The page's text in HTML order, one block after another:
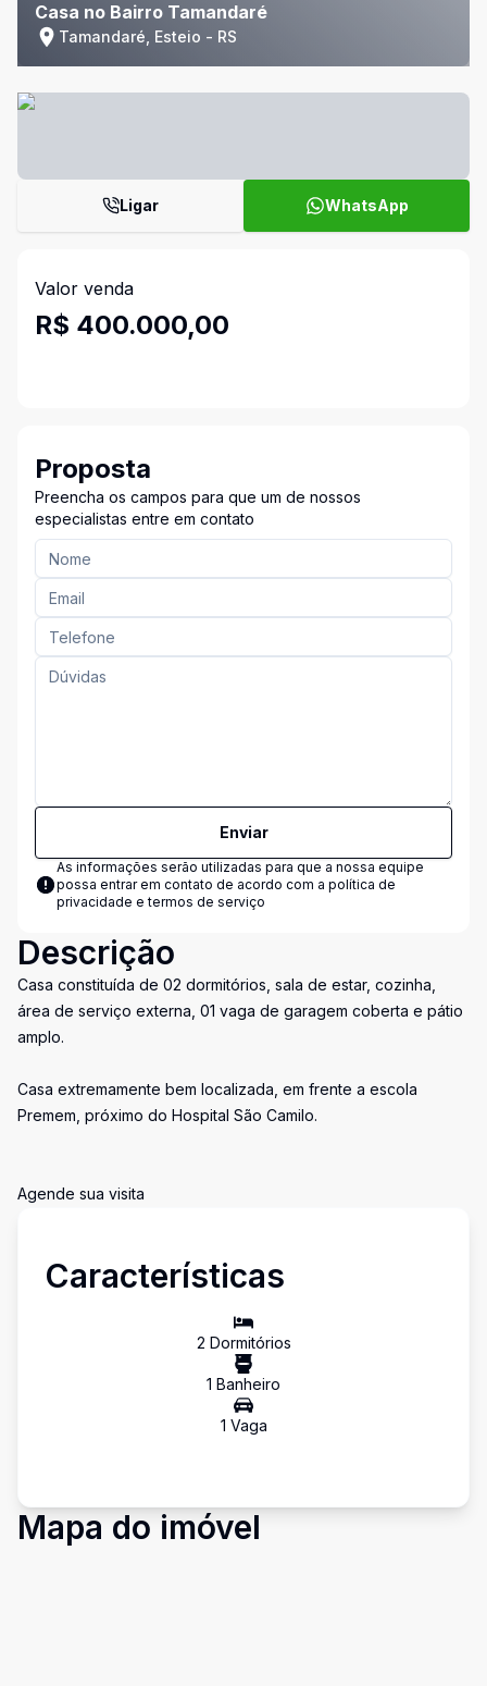
Casa no Bairro Tamandaré
Tamandaré, Esteio - RS
Ligar WhatsApp
Valor venda
R$ 400.000,00
Proposta
Preencha os campos para que um de nossos
especialistas entre em contato
Enviar
As informações serão utilizadas para que a nossa equipe
possa entrar em contato de acordo com a política de
privacidade e termos de serviço
Descrição
Casa constituída de 02 dormitórios, sala de estar, cozinha,
área de serviço externa, 01 vaga de garagem coberta e pátio
amplo.
Casa extremamente bem localizada, em frente a escola
Premem, próximo do Hospital São Camilo.
Agende sua visita
Características
2 Dormitórios
1 Banheiro
1 Vaga
Mapa do imóvel